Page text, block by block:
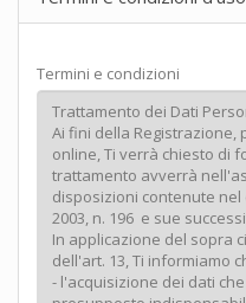
Termini e condizioni